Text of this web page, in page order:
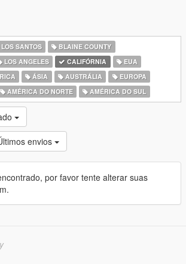
SANTOS
BLAINE COUNTY
LOS ANGELES CALIFÓRNIA
EUA
ÁSIA AUSTRÁLIA
EUROPA
AMÉRICA DO NORTE AMÉRICA DO SUL
envios
por favor tente alterar suas